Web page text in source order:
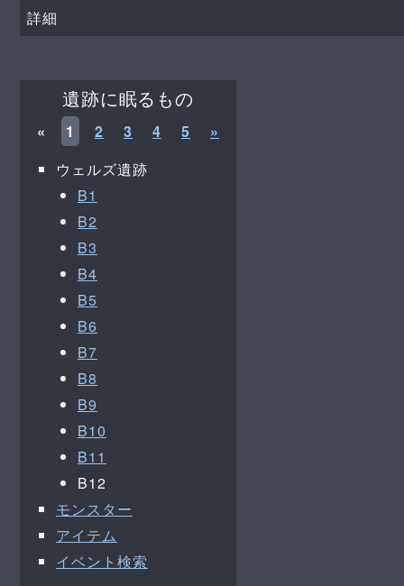
詳細
遺跡に眠るもの
« 1 2 3 4 5
»
ウェルズ遺跡
B1
B2
B3
B4
B5
B6
B7
B8
B9
B10
B11
B12
モンスター
アイテム
イベント検索